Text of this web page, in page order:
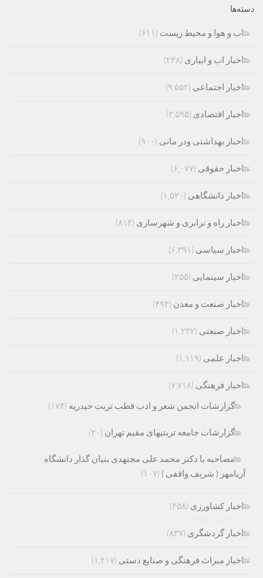
دسته‌ها
اب و هوا و محیط زیست (۶۱۱)
اخبار اب و ابیاری (۲۳۸)
اخبار اجتماعی (۹,۵۵۲)
اخبار اقتصادی (۳,۵۹۵)
اخبار بهداشتی ودر مانی (۹۰۰)
اخبار حقوقی (۶,۰۷۷)
اخبار دانشگاهی (۱,۵۲۰)
اخبار راه و ترابری و شهرسازی (۸۱۴)
اخبار سیاسی (۶,۳۹۱)
اخبار سینمایی (۲۵۵)
اخبار صنعت و معدن (۴۹۴)
اخبار صنعتی (۱,۲۳۲)
اخبار علمی (۱,۱۱۹)
اخبار فرهنگی (۷,۷۱۸)
گزارشات انجمن شعر و ادب قطب تربت حیدریه (۱۷۴)
گزارشات جامعه تربتیهای مقیم تهران (۲۰)
مصاحبه با دکتر محمد علی مجتهدی بنیان گذار دانشگاه
آریامهر ( شریف واقفی ) (۱۰۷)
اخبار کشاورزی (۴۵۸)
اخبار گردشگری (۸۳۷)
اخبار میراث فرهنگی و صنایع دستی (۱,۴۱۷)